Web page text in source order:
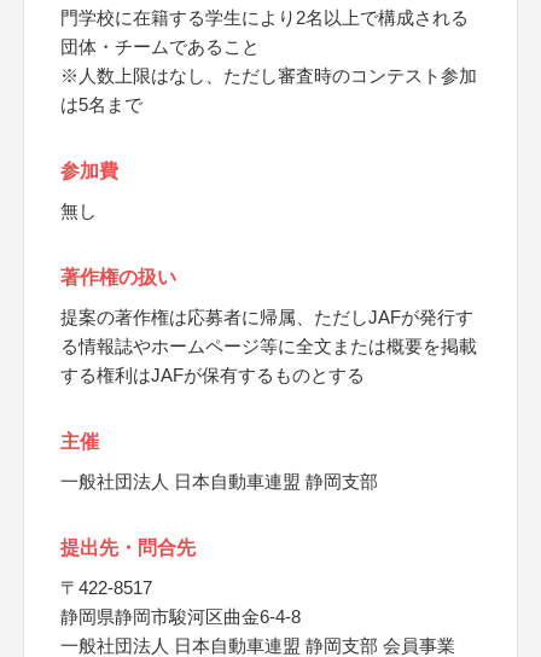
門学校に在籍する学生により2名以上で構成される
団体・チームであること
※人数上限はなし、ただし審査時のコンテスト参加
は5名まで
参加費
無し
著作権の扱い
提案の著作権は応募者に帰属、ただしJAFが発行す
る情報誌やホームページ等に全文または概要を掲載
する権利はJAFが保有するものとする
主催
一般社団法人 日本自動車連盟 静岡支部
提出先・問合先
〒422-8517
静岡県静岡市駿河区曲金6-4-8
一般社団法人 日本自動車連盟 静岡支部 会員事業